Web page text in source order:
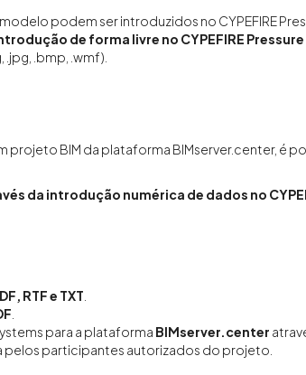
podem ser introduzidos no CYPEFIRE
de forma livre no CYPEFIRE
.jpg, .bmp, .wmf).
projeto BIM da plataforma BIMserver.center, é
da introdução numérica de dados no
RTF e TXT
para a plataforma BIMserver.center
pelos participantes autorizados do projeto.